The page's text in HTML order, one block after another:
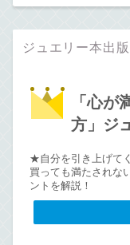
ジュエリー本出版
「心が
方」ジ
★自分を引き上げて
買っても満たされな
ントを解説！